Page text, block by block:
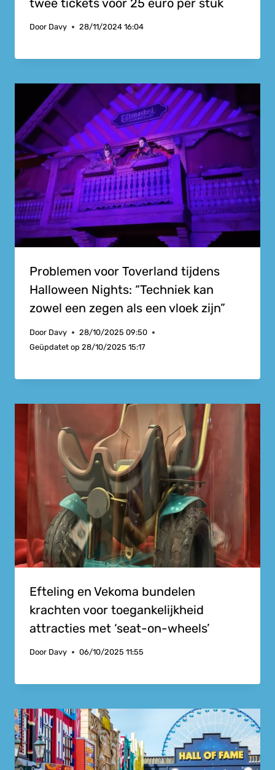
Door Davy 28/11/2024 16:04
Problemen voor Toverland tijdens
Halloween Nights: “Techniek kan
zowel een zegen als een vloek zijn”
Door Davy
28/10/2025 09:50
Geüpdatet op 28/10/2025 15:17
Efteling en Vekoma bundelen
krachten voor toegankelijkheid
attracties met ‘seat-on-wheels’
Door Davy 06/10/2025 11:55